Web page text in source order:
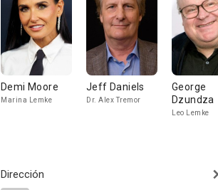
Demi Moore
Marina Lemke
Jeff Daniels
Dr. Alex Tremor
George
Dzundza
Leo Lemke
Dirección